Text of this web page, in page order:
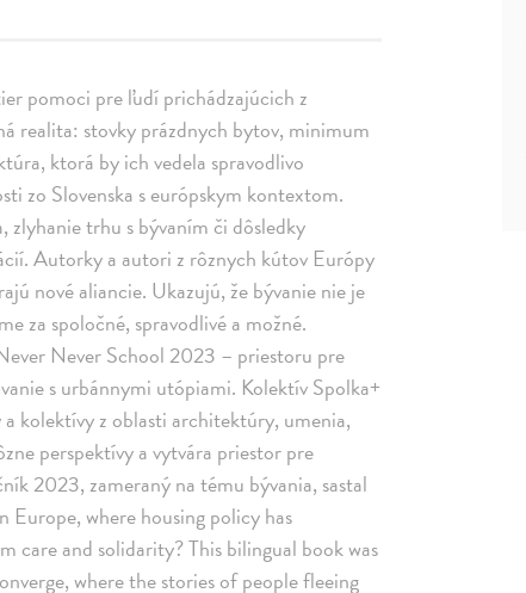
pomoci pre ľudí prichádzajúcich z
realita: stovky prázdnych bytov, minimum
ktorá by ich vedela spravodlivo
zo Slovenska s európskym kontextom.
zlyhanie trhu s bývaním či dôsledky
Autorky a autori z rôznych kútov Európy
nové aliancie. Ukazujú, že bývanie nie je
za spoločné, spravodlivé a možné.
Never School 2023 – priestoru pre
s urbánnymi utópiami. Kolektív Spolka+
kolektívy z oblasti architektúry, umenia,
perspektívy a vytvára priestor pre
2023, zameraný na tému bývania, sastal
where housing policy has
care and solidarity? This bilingual book was
where the stories of people fleeing